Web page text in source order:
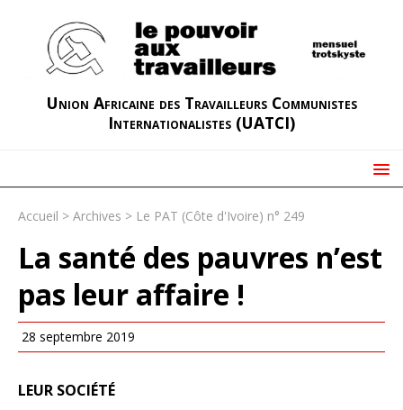
Union Africaine des Travailleurs Communistes
Internationalistes (UATCI)
Accueil > Archives > Le PAT (Côte d'Ivoire) n° 249
La santé des pauvres n’est
pas leur affaire !
28 septembre 2019
LEUR SOCIÉTÉ